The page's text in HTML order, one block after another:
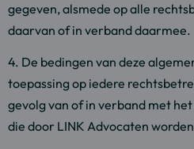
gegeven, alsmede op alle
daarvan of in verband daarmee.
4. De bedingen van deze
toepassing op iedere
gevolg van of in verband met
die door LINK Advocaten